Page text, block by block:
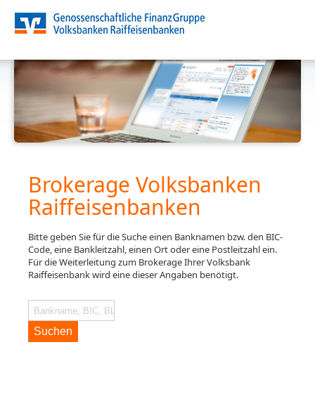
Brokerage Volksbanken
Raiffeisenbanken
Bitte geben Sie für die Suche einen Banknamen bzw. den BIC-
Code, eine Bankleitzahl, einen Ort oder eine Postleitzahl ein.
Für die Weiterleitung zum Brokerage Ihrer Volksbank
Raiffeisenbank wird eine dieser Angaben benötigt.
Suchen